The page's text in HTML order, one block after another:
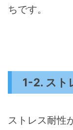
ちです。
1-2. スト
ストレス耐性